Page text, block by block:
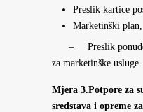
Preslik kartice
Marketinški plan,
– Preslik ponude/
za marketinške usluge.
Mjera 3.Potpore za
sredstava i opreme